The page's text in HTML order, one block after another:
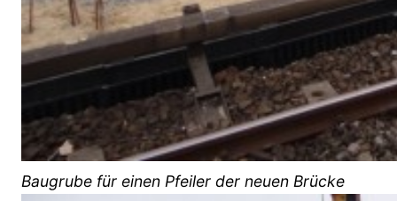
Baugrube für einen Pfeiler der neuen Brücke